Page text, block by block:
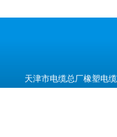
天津市电缆总厂橡塑电